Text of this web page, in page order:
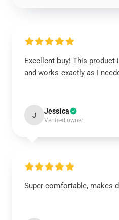
Excellent buy! This
and works exactly as I
J Jessica
Verified owner
Super comfortable, makes